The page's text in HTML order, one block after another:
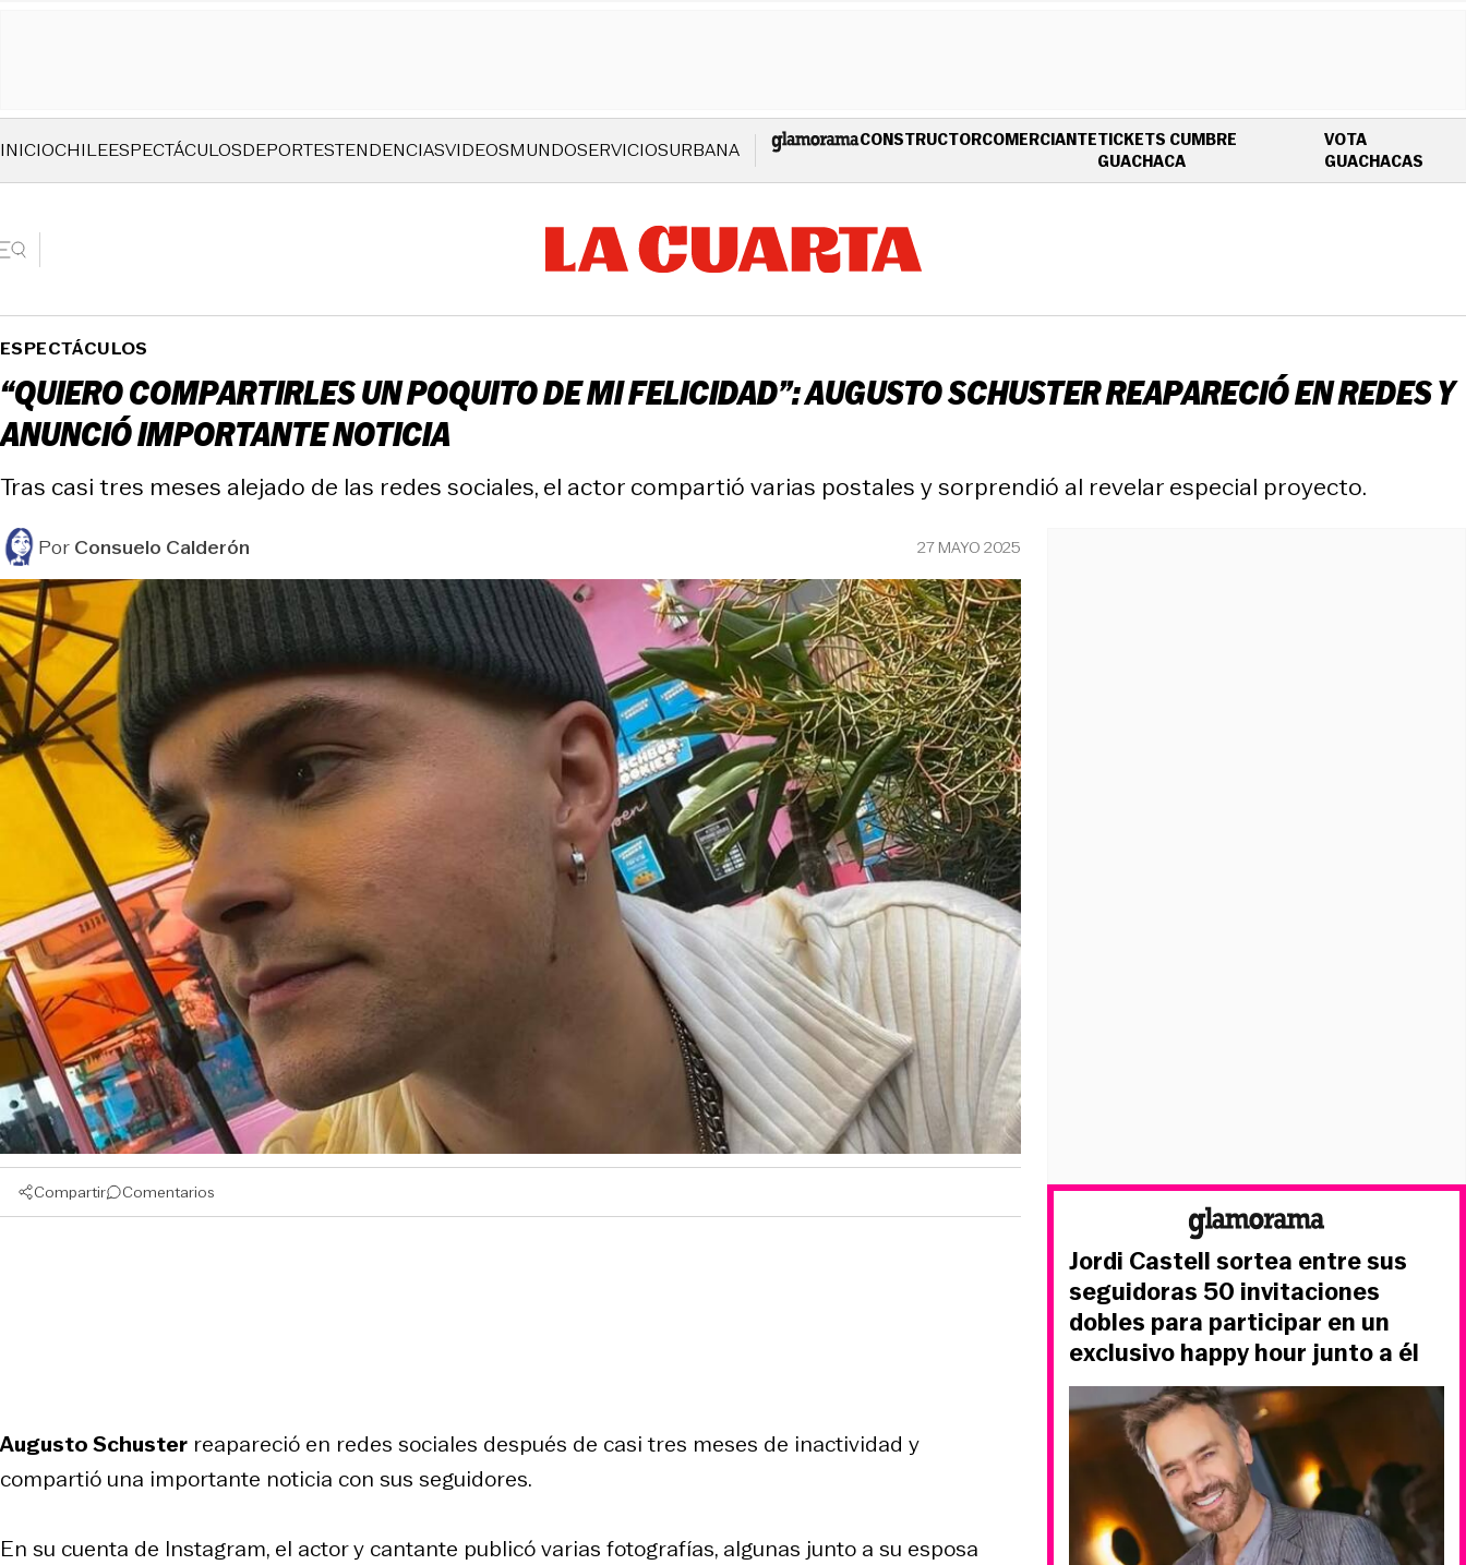
INICIOCHILEESPECTÁCULOSDEPORTESTENDENCIASVIDEOSMUNDOSERVICIOSURBANA CONSTRUCTORCOMERCIANTETICKETS CUMBRE
GUACHACAOPENS IN NEW WINDOW
VOTA
GUACHACAS
ESPECTÁCULOS
“QUIERO COMPARTIRLES UN POQUITO DE MI FELICIDAD”: AUGUSTO SCHUSTER REAPARECIÓ EN REDES Y
ANUNCIÓ IMPORTANTE NOTICIA
Tras casi tres meses alejado de las redes sociales, el actor compartió varias postales y sorprendió al revelar especial proyecto.
PorConsuelo Calderón 27 MAYO 2025
Compartir Comentarios
Augusto Schuster reapareció en redes sociales después de casi tres meses de inactividad y
compartió una importante noticia con sus seguidores.
En su cuenta de Instagram, el actor y cantante publicó varias fotografías, algunas junto a su esposa
Jordi Castell sortea entre sus
seguidoras 50 invitaciones
dobles para participar en un
exclusivo happy hour junto a él